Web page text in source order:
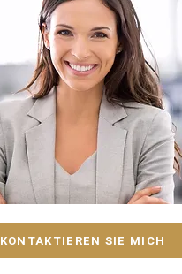
KONTAKTIEREN SIE MICH